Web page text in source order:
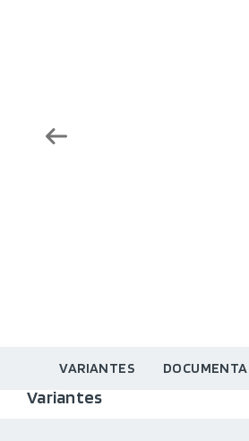
VARIANTES
Variantes